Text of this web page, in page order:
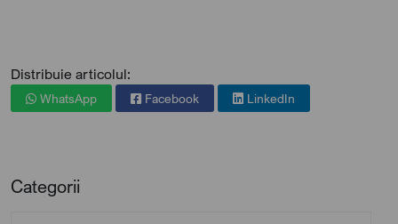
Distribuie articolul:
WhatsApp Facebook LinkedIn
Categorii